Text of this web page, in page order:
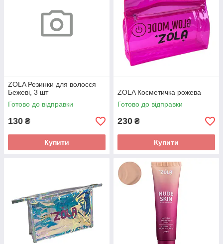
ZOLA Резинки для волосся
Бежеві, 3 шт
Готово до відправки
130 ₴
Купити
ZOLA Косметичка рожева
Готово до відправки
230 ₴
Купити